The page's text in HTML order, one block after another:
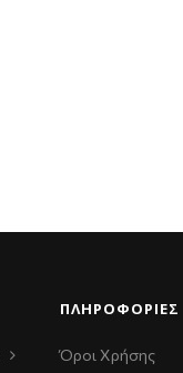
ΠΛΗΡΟΦΟΡΙΕΣ
Όροι Χρήσης